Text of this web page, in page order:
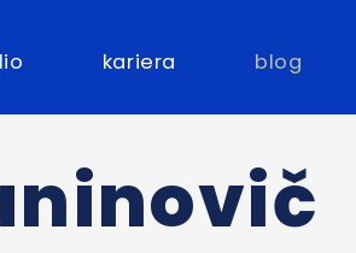
kariera blog